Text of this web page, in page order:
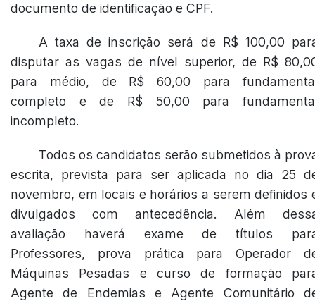
documento de identificação e CPF.
A taxa de inscrição será de R$ 100,00
disputar as vagas de nível superior, de R$
para médio, de R$ 60,00 para
completo e de R$ 50,00 para
incompleto.
Todos os candidatos serão submetidos à
escrita, prevista para ser aplicada no dia 25
novembro, em locais e horários a serem definidos
divulgados com antecedência. Além
avaliação haverá exame de títulos
Professores, prova prática para Operador
Máquinas Pesadas e curso de formação
Agente de Endemias e Agente Comunitário